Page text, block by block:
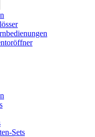
Sets